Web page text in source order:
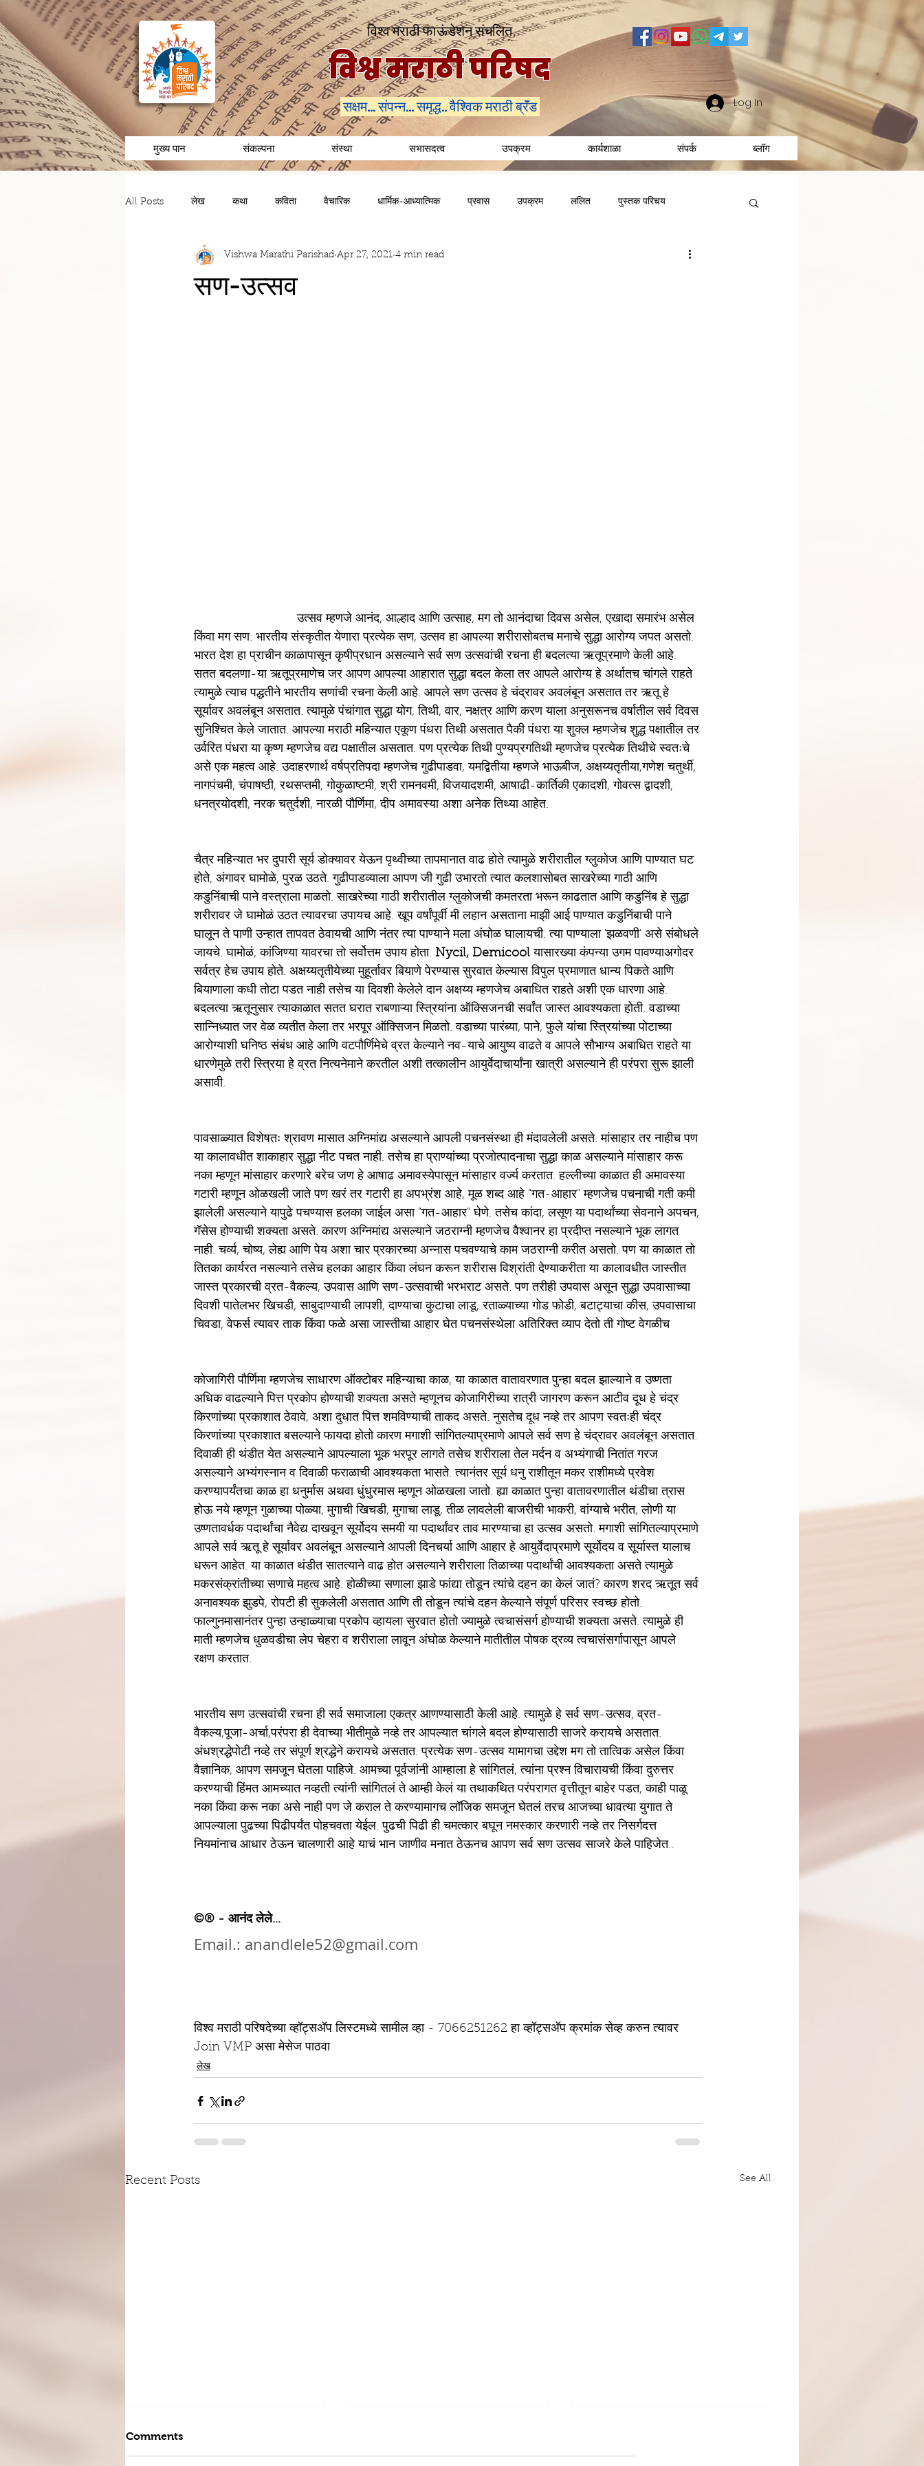
विश्व मराठी फाऊंडेशन संचलित
विश्व मराठी परिषद
सक्षम... संपन्न... समृद्ध.. वैश्विक मराठी ब्रॅंड Log In
मुख्य पान संकल्पना संस्था सभासदत्व उपक्रम कार्यशाळा संपर्क ब्लॉग
All Posts लेख कथा कविता वैचारिक धार्मिक-आध्यात्मिक प्रवास उपक्रम ललित पुस्तक परिचय
चरित्र/व्यक्तीविशेष अनुभव/आठवणी
सण-उत्सव
Vishwa Marathi Parishad Apr 27, 2021 4 min read
                              उत्सव म्हणजे आनंद, आल्हाद आणि उत्साह, मग तो आनंदाचा दिवस असेल, एखादा समारंभ असेल
किंवा मग सण. भारतीय संस्कृतीत येणारा प्रत्येक सण, उत्सव हा आपल्या शरीरासोबतच मनाचे सुद्धा आरोग्य जपत असतो.
भारत देश हा प्राचीन काळापासून कृषीप्रधान असल्याने सर्व सण उत्सवांची रचना ही बदलत्या ऋतूप्रमाणे केली आहे.
सतत बदलणा-या ऋतूप्रमाणेच जर आपण आपल्या आहारात सुद्धा बदल केला तर आपले आरोग्य हे अर्थातच चांगले राहते
त्यामुळे त्याच पद्धतीने भारतीय सणांची रचना केली आहे. आपले सण उत्सव हे चंद्रावर अवलंबून असतात तर ऋतू हे
सूर्यावर अवलंबून असतात. त्यामुळे पंचांगात सुद्धा योग, तिथी, वार, नक्षत्र आणि करण याला अनुसरूनच वर्षातील सर्व दिवस
सुनिश्चित केले जातात. आपल्या मराठी महिन्यात एकूण पंधरा तिथी असतात पैकी पंधरा या शुक्ल म्हणजेच शुद्ध पक्षातील तर
उर्वरित पंधरा या कृष्ण म्हणजेच वद्य पक्षातील असतात. पण प्रत्येक तिथी पुण्यप्रगतिथी म्हणजेच प्रत्येक तिथीचे स्वतःचे
असे एक महत्व आहे. उदाहरणार्थ वर्षप्रतिपदा म्हणजेच गुढीपाडवा, यमद्वितीया म्हणजे भाऊबीज, अक्षय्यतृतीया,गणेश चतुर्थी,
नागपंचमी, चंपाषष्ठी, रथसप्तमी, गोकुळाष्टमी, श्री रामनवमी, विजयादशमी, आषाढी-कार्तिकी एकादशी, गोवत्स द्वादशी,
धनत्रयोदशी, नरक चतुर्दशी, नारळी पौर्णिमा, दीप अमावस्या अशा अनेक तिथ्या आहेत.
चैत्र महिन्यात भर दुपारी सूर्य डोक्यावर येऊन पृथ्वीच्या तापमानात वाढ होते त्यामुळे शरीरातील ग्लुकोज आणि पाण्यात घट
होते, अंगावर घामोळे, पुरळ उठते. गुढीपाडव्याला आपण जी गुढी उभारतो त्यात कलशासोबत साखरेच्या गाठी आणि
कडुनिंबाची पाने वस्त्राला माळतो. साखरेच्या गाठी शरीरातील ग्लुकोजची कमतरता भरून काढतात आणि कडुनिंब हे सुद्धा
शरीरावर जे घामोळं उठत त्यावरचा उपायच आहे. खूप वर्षांपूर्वी मी लहान असताना माझी आई पाण्यात कडुनिंबाची पाने
घालून ते पाणी उन्हात तापवत ठेवायची आणि नंतर त्या पाण्याने मला अंघोळ घालायची. त्या पाण्याला 'झळवणी' असे संबोधले
जायचे. घामोळं, कांजिण्या यावरचा तो सर्वोत्तम उपाय होता. Nycil, Demicool यासारख्या कंपन्या उगम पावण्याअगोदर
सर्वत्र हेच उपाय होते. अक्षय्यतृतीयेच्या मुहूर्तावर बियाणे पेरण्यास सुरवात केल्यास विपुल प्रमाणात धान्य पिकते आणि
बियाणाला कधी तोटा पडत नाही तसेच या दिवशी केलेले दान अक्षय्य म्हणजेच अबाधित राहते अशी एक धारणा आहे.
बदलत्या ऋतूनुसार त्याकाळात सतत घरात राबणाऱ्या स्त्रियांना ऑक्सिजनची सर्वांत जास्त आवश्यकता होती. वडाच्या
सान्निध्यात जर वेळ व्यतीत केला तर भरपूर ऑक्सिजन मिळतो. वडाच्या पारंब्या, पाने, फुले यांचा स्त्रियांच्या पोटाच्या
आरोग्याशी घनिष्ठ संबंध आहे आणि वटपौर्णिमेचे व्रत केल्याने नव-याचे आयुष्य वाढते व आपले सौभाग्य अबाधित राहते या
धारणेमुळे तरी स्त्रिया हे व्रत नित्यनेमाने करतील अशी तत्कालीन आयुर्वेदाचार्यांना खात्री असल्याने ही परंपरा सुरू झाली
असावी.
पावसाळ्यात विशेषतः श्रावण मासात अग्निमांद्य असल्याने आपली पचनसंस्था ही मंदावलेली असते. मांसाहार तर नाहीच पण
या कालावधीत शाकाहार सुद्धा नीट पचत नाही. तसेच हा प्राण्यांच्या प्रजोत्पादनाचा सुद्धा काळ असल्याने मांसाहार करू
नका म्हणून मांसाहार करणारे बरेच जण हे आषाढ अमावस्येपासून मांसाहार वर्ज्य करतात. हल्लीच्या काळात ही अमावस्या
गटारी म्हणून ओळखली जाते पण खरं तर गटारी हा अपभ्रंश आहे, मूळ शब्द आहे "गत-आहार" म्हणजेच पचनाची गती कमी
झालेली असल्याने यापुढे पचण्यास हलका जाईल असा "गत-आहार" घेणे. तसेच कांदा, लसूण या पदार्थांच्या सेवनाने अपचन,
गॅसेस होण्याची शक्यता असते. कारण अग्निमांद्य असल्याने जठराग्नी म्हणजेच वैश्वानर हा प्रदीप्त नसल्याने भूक लागत
नाही. चर्व्य, चोष्य, लेह्य आणि पेय अशा चार प्रकारच्या अन्नास पचवण्याचे काम जठराग्नी करीत असतो. पण या काळात तो
तितका कार्यरत नसल्याने तसेच हलका आहार किंवा लंघन करून शरीरास विश्रांती देण्याकरीता या कालावधीत जास्तीत
जास्त प्रकारची व्रत-वैकल्य, उपवास आणि सण-उत्सवाची भरभराट असते. पण तरीही उपवास असून सुद्धा उपवासाच्या
दिवशी पातेलभर खिचडी, साबुदाण्याची लापशी, दाण्याचा कुटाचा लाडू, रताळ्याच्या गोड फोडी, बटाट्याचा कीस, उपवासाचा
चिवडा, वेफर्स त्यावर ताक किंवा फळे असा जास्तीचा आहार घेत पचनसंस्थेला अतिरिक्त व्याप देतो ती गोष्ट वेगळीच
कोजागिरी पौर्णिमा म्हणजेच साधारण ऑक्टोबर महिन्याचा काळ, या काळात वातावरणात पुन्हा बदल झाल्याने व उष्णता
अधिक वाढल्याने पित्त प्रकोप होण्याची शक्यता असते म्हणूनच कोजागिरीच्या रात्री जागरण करून आटीव दूध हे चंद्र
किरणांच्या प्रकाशात ठेवावे, अशा दुधात पित्त शमविण्याची ताकद असते. नुसतेच दूध नव्हे तर आपण स्वतःही चंद्र
किरणांच्या प्रकाशात बसल्याने फायदा होतो कारण मगाशी सांगितल्याप्रमाणे आपले सर्व सण हे चंद्रावर अवलंबून असतात.
दिवाळी ही थंडीत येत असल्याने आपल्याला भूक भरपूर लागते तसेच शरीराला तेल मर्दन व अभ्यंगाची नितांत गरज
असल्याने अभ्यंगस्नान व दिवाळी फराळाची आवश्यकता भासते. त्यानंतर सूर्य धनु राशीतून मकर राशीमध्ये प्रवेश
करण्यापर्यंतचा काळ हा धनुर्मास अथवा धुंधुरमास म्हणून ओळखला जातो. ह्या काळात पुन्हा वातावरणातील थंडीचा त्रास
होऊ नये म्हणून गुळाच्या पोळ्या, मुगाची खिचडी, मुगाचा लाडू, तीळ लावलेली बाजरीची भाकरी, वांग्याचे भरीत, लोणी या
उष्णतावर्धक पदार्थांचा नैवेद्य दाखवून सूर्योदय समयी या पदार्थांवर ताव मारण्याचा हा उत्सव असतो. मगाशी सांगितल्याप्रमाणे
आपले सर्व ऋतू हे सूर्यावर अवलंबून असल्याने आपली दिनचर्या आणि आहार हे आयुर्वेदाप्रमाणे सूर्योदय व सूर्यास्त यालाच
धरून आहेत. या काळात थंडीत सातत्याने वाढ होत असल्याने शरीराला तिळाच्या पदार्थांची आवश्यकता असते त्यामुळे
मकरसंक्रांतीच्या सणाचे महत्व आहे. होळीच्या सणाला झाडे फांद्या तोडून त्यांचे दहन का केलं जातं? कारण शरद ऋतूत सर्व
अनावश्यक झुडपे, रोपटी ही सुकलेली असतात आणि ती तोडून त्यांचे दहन केल्याने संपूर्ण परिसर स्वच्छ होतो.
फाल्गुनमासानंतर पुन्हा उन्हाळ्याचा प्रकोप व्हायला सुरवात होतो ज्यामुळे त्वचासंसर्ग होण्याची शक्यता असते. त्यामुळे ही
माती म्हणजेच धुळवडीचा लेप चेहरा व शरीराला लावून अंघोळ केल्याने मातीतील पोषक द्रव्य त्वचासंसर्गापासून आपले
रक्षण करतात.
भारतीय सण उत्सवांची रचना ही सर्व समाजाला एकत्र आणण्यासाठी केली आहे. त्यामुळे हे सर्व सण-उत्सव, व्रत-
वैकल्य,पूजा-अर्चा,परंपरा ही देवाच्या भीतीमुळे नव्हे तर आपल्यात चांगले बदल होण्यासाठी साजरे करायचे असतात.
अंधश्रद्धेपोटी नव्हे तर संपूर्ण श्रद्धेने करायचे असतात. प्रत्येक सण-उत्सव यामागचा उद्देश मग तो तात्विक असेल किंवा
वैज्ञानिक, आपण समजून घेतला पाहिजे. आमच्या पूर्वजांनी आम्हाला हे सांगितलं, त्यांना प्रश्न विचारायची किंवा दुरुत्तर
करण्याची हिंमत आमच्यात नव्हती त्यांनी सांगितलं ते आम्ही केलं या तथाकथित परंपरागत वृत्तीतून बाहेर पडत, काही पाळू
नका किंवा करू नका असे नाही पण जे कराल ते करण्यामागच लॉजिक समजून घेतलं तरच आजच्या धावत्या युगात ते
आपल्याला पुढच्या पिढीपर्यंत पोहचवता येईल. पुढची पिढी ही चमत्कार बघून नमस्कार करणारी नव्हे तर निसर्गदत्त
नियमांनाच आधार ठेऊन चालणारी आहे याचं भान जाणीव मनात ठेऊनच आपण सर्व सण उत्सव साजरे केले पाहिजेत..
©® - आनंद लेले...
Email.: anandlele52@gmail.com
विश्व मराठी परिषदेच्या व्हॉट्सअ‍ॅप लिस्टमध्ये सामील व्हा - 7066251262 हा व्हॉट्सअ‍ॅप क्रमांक सेव्ह करुन त्यावर
Join VMP असा मेसेज पाठवा
लेख
Recent Posts See All
Comments